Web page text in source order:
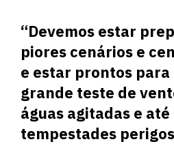
“Devemos estar
piores cenários e
e estar prontos
grande teste de
águas agitadas e até
tempestades